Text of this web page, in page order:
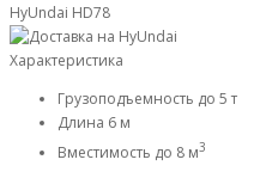
HyUndai HD78
Характеристика
Грузоподъемность до 5 т
Длина 6 м
Вместимость до 8 м3